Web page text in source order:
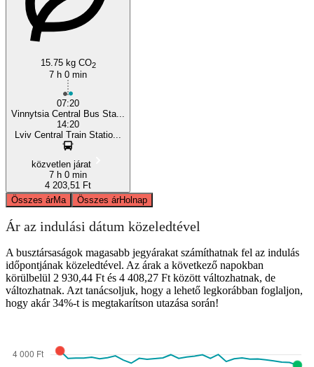
15.75 kg CO2
7 h 0 min
07:20
Vinnytsia Central Bus Sta...
14:20
Lviv Central Train Statio...
közvetlen járat
7 h 0 min
4 203,51 Ft
Összes árMa Összes árHolnap
Ár az indulási dátum közeledtével
A busztársaságok magasabb jegyárakat számíthatnak fel az indulás
időpontjának közeledtével. Az árak a következő napokban
körülbelül 2 930,44 Ft és 4 408,27 Ft között változhatnak, de
változhatnak. Azt tanácsoljuk, hogy a lehető legkorábban foglaljon,
hogy akár 34%-t is megtakarítson utazása során!